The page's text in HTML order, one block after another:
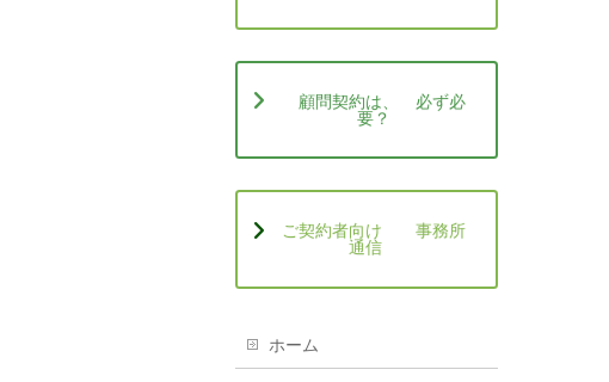
顧問契約は、 必ず必
要？
ご契約者向け 事務所
通信
ホーム